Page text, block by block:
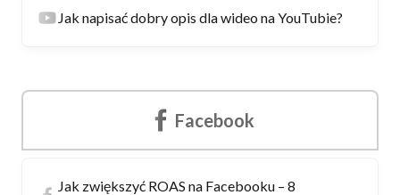
Jak napisać dobry opis dla wideo na YouTubie?
Facebook
Jak zwiększyć ROAS na Facebooku – 8